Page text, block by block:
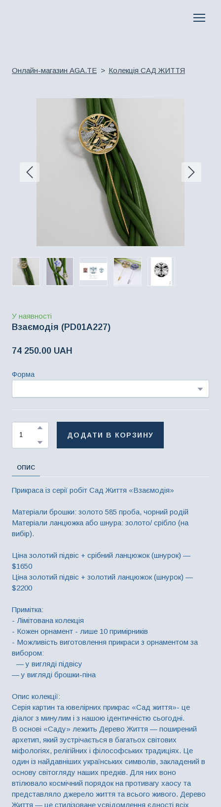
Онлайн-магазин AGA.TE Колекція САД ЖИТТЯ
У наявності
Взаємодія (PD01A227)
74 250.00 UAH
Форма
ДОДАТИ В КОРЗИНУ
ОПИС
Прикраса із серії робіт Сад Життя «Взаємодія»
Матеріали брошки: золото 585 проба, чорний родій
Матеріали ланцюжка або шнура: золото/ срібло (на
вибір).
Ціна золотий підвіс + срібний ланцюжок (шнурок) —
$1650
Ціна золотий підвіс + золотий ланцюжок (шнурок) —
$2200
Примітка:
- Лімітована колекція
- Кожен орнамент - лише 10 примірників
- Можливість виготовлення прикраси з орнаментом за
вибором:
— у вигляді підвісу
— у вигляді брошки-піна
Опис колекції:
Серія картин та ювелірних прикрас «Сад життя»- це
діалог з минулим і з нашою ідентичністю сьогодні.
В основі «Саду» лежить Дерево Життя — поширений
архетип, який зустрічається в багатьох світових
міфологіях, релігійних і філософських традиціях. Це
один із найдавніших українських символів, закладений в
основу світогляду наших предків. Для них воно
втілювало космічний порядок на противагу хаосу та
представляло джерело життя та всього живого. Дерево
Життя — це стилізоване усвідомлення єдності всіх